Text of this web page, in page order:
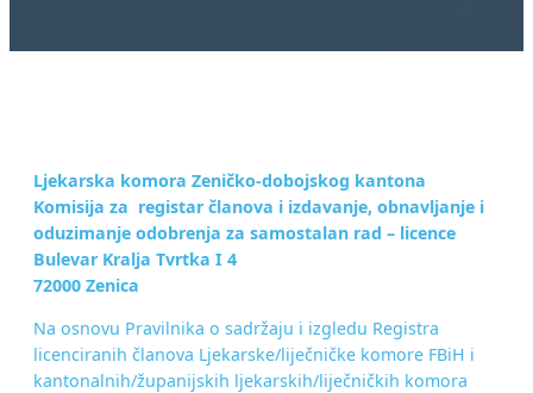
Ljekarska komora Zeničko-dobojskog kantona
Komisija za registar članova i izdavanje, obnavljanje i
oduzimanje odobrenja za samostalan rad – licence
Bulevar Kralja Tvrtka I 4
72000 Zenica
Na osnovu Pravilnika o sadržaju i izgledu Registra
licenciranih članova Ljekarske/liječničke komore FBiH i
kantonalnih/županijskih ljekarskih/liječničkih komora